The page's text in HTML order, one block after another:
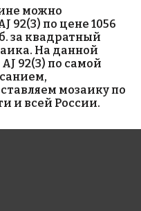
JNJ IC 50
327x327
можно
92(3) по цене 1056
за квадратный
На данной
92(3) по самой
мозаику по
и всей России.